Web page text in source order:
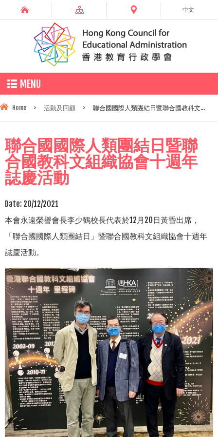
中文
MENU
Home > 活動及回顧 > 聯合國國際人類團結日暨聯合國教科文...
聯合國國際人類團結日暨聯
合國教科文組織協會十週年
誌慶活動
Date: 20/12/2021
本會永遠榮譽會長李少鶴校長代表於12月 20日黃昏出席，
「聯合國國際人類團結日」暨聯合國教科文組織協會十週年
誌慶活動。